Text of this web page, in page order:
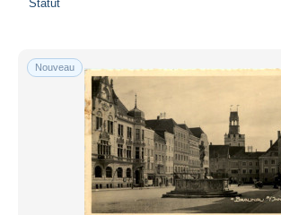
Statut
Nouveau